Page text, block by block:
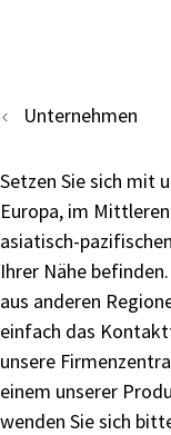
Unternehmen
Setzen Sie sich mit
Europa, im
asiatisch-
Ihrer Nähe
aus anderen
einfach das
unsere
einem unserer
wenden Sie sich